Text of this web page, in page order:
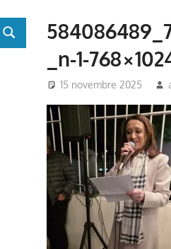
_n-1-
15 novembre 2025
RECHERCHER